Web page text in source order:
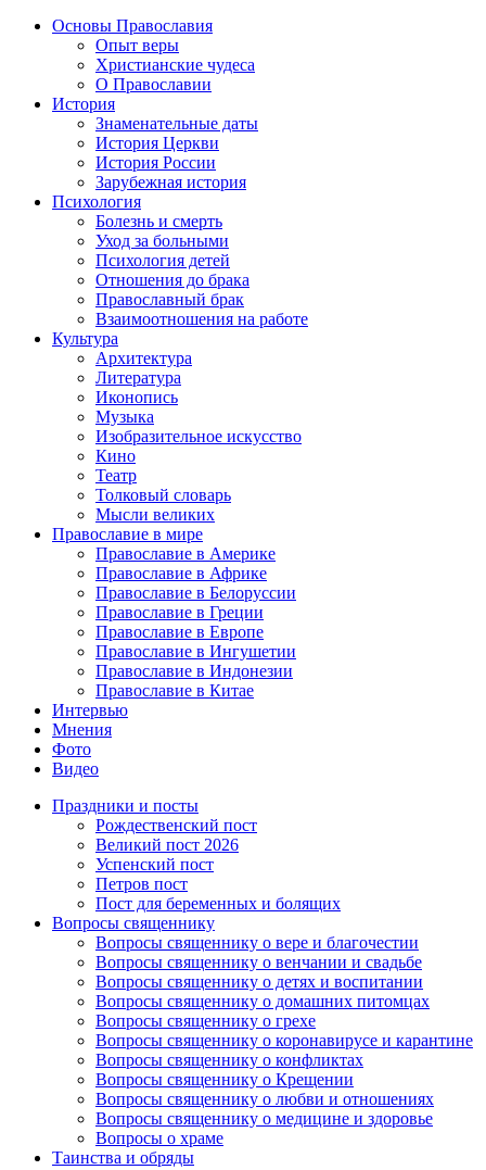
Основы Православия
Опыт веры
Христианские чудеса
О Православии
История
Знаменательные даты
История Церкви
История России
Зарубежная история
Психология
Болезнь и смерть
Уход за больными
Психология детей
Отношения до брака
Православный брак
Взаимоотношения на работе
Культура
Архитектура
Литература
Иконопись
Музыка
Изобразительное искусство
Кино
Театр
Толковый словарь
Мысли великих
Православие в мире
Православие в Америке
Православие в Африке
Православие в Белоруссии
Православие в Греции
Православие в Европе
Православие в Ингушетии
Православие в Индонезии
Православие в Китае
Интервью
Мнения
Фото
Видео
Праздники и посты
Рождественский пост
Великий пост 2026
Успенский пост
Петров пост
Пост для беременных и болящих
Вопросы священнику
Вопросы священнику о вере и благочестии
Вопросы священнику о венчании и свадьбе
Вопросы священнику о детях и воспитании
Вопросы священнику о домашних питомцах
Вопросы священнику о грехе
Вопросы священнику о коронавирусе и карантине
Вопросы священнику о конфликтах
Вопросы священнику о Крещении
Вопросы священнику о любви и отношениях
Вопросы священнику о медицине и здоровье
Вопросы о храме
Таинства и обряды